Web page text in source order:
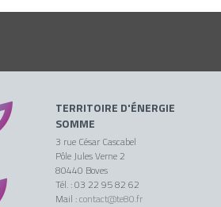
TERRITOIRE D'ÉNERGIE
SOMME
3 rue César Cascabel
Pôle Jules Verne 2
80440 Boves
Tél. : 03 22 95 82 62
Mail :contact@te80.fr